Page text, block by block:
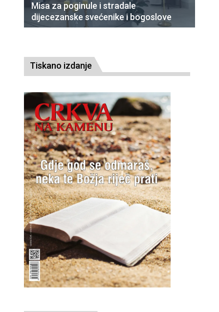
Misa za poginule i stradale
dijecezanske svećenike i bogoslove
Tiskano izdanje